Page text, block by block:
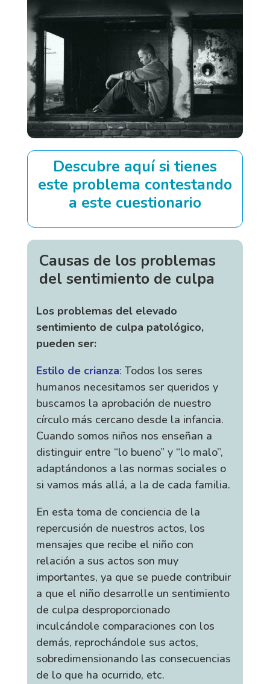
Descubre aquí si tienes
este problema contestando
a este cuestionario
Causas de los problemas
del sentimiento de culpa
Los problemas del elevado
sentimiento de culpa patológico,
pueden ser:
Estilo de crianza: Todos los seres
humanos necesitamos ser queridos y
buscamos la aprobación de nuestro
círculo más cercano desde la infancia.
Cuando somos niños nos enseñan a
distinguir entre “lo bueno” y “lo malo”,
adaptándonos a las normas sociales o
si vamos más allá, a la de cada familia.
En esta toma de conciencia de la
repercusión de nuestros actos, los
mensajes que recibe el niño con
relación a sus actos son muy
importantes, ya que se puede contribuir
a que el niño desarrolle un sentimiento
de culpa desproporcionado
inculcándole comparaciones con los
demás, reprochándole sus actos,
sobredimensionando las consecuencias
de lo que ha ocurrido, etc.